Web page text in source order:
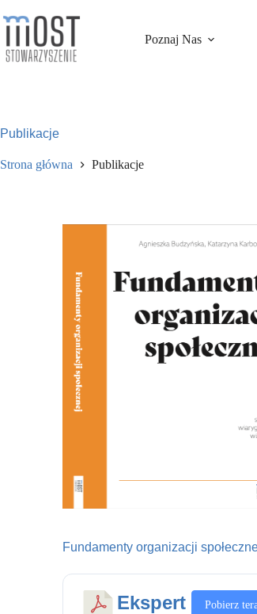
do
Poznaj Nas
Publikacje
Strona główna Publikacje
Fundamenty organizacji
Ekspert
Pobierz